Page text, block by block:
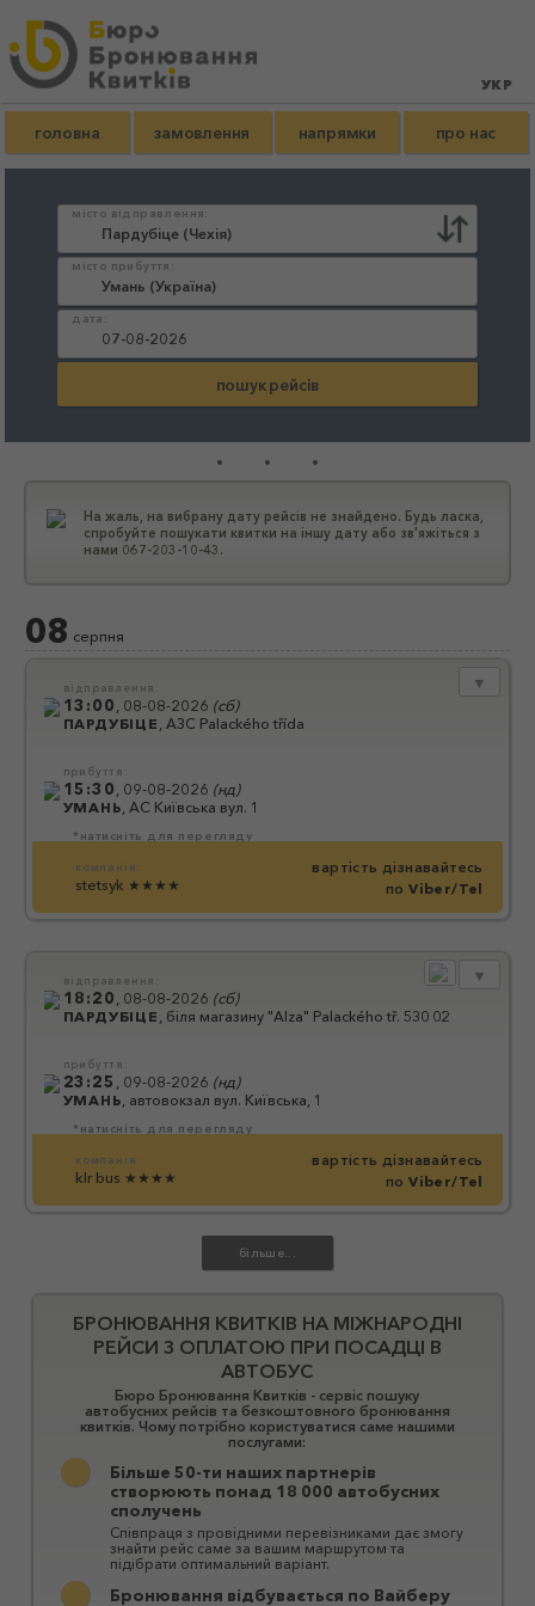
головна замовлення напрямки про нас
місто відправлення:
місто прибуття:
дата:
...
На жаль, на вибрану дату рейсів не знайдено. Будь ласка,
спробуйте пошукати квитки на іншу дату або зв'яжіться з
нами 067-203-10-43.
08 серпня
▼
*натисніть для перегляду
відправлення:
13:00 08-08-2026 (сб)
ПАРДУБІЦЕ АЗС Palackého třída
прибуття:
15:30 09-08-2026 (нд)
УМАНЬ АС Київська вул. 1
компанія:
stetsyk ★★★★
вартість дізнавайтесь
поViber/Tel
▼
*натисніть для перегляду
відправлення:
18:20 08-08-2026 (сб)
ПАРДУБІЦЕ біля магазину "Alza" Palackého tř. 530 02
прибуття:
23:25 09-08-2026 (нд)
УМАНЬ автовокзал вул. Київська, 1
компанія:
klr bus ★★★★
вартість дізнавайтесь
поViber/Tel
БРОНЮВАННЯ КВИТКІВ НА МІЖНАРОДНІ
РЕЙСИ З ОПЛАТОЮ ПРИ ПОСАДЦІ В
АВТОБУС
Бюро Бронювання Квитків - сервіс пошуку
автобусних рейсів та безкоштовного бронювання
квитків. Чому потрібно користуватися саме нашими
послугами:
Більше 50-ти наших партнерів
створюють понад 18 000 автобусних
сполучень
Співпраця з провідними перевізниками дає змогу
знайти рейс саме за вашим маршрутом та
підібрати оптимальний варіант.
Бронювання відбувається по Вайберу